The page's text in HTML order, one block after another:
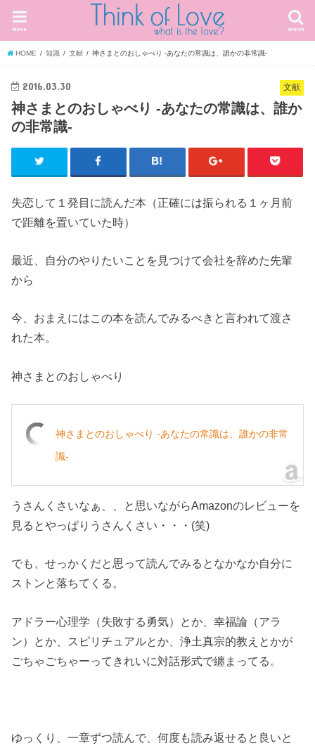
search
menu
HOME 知識 文献 神さまとのおしゃべり -あなたの常識は、誰かの非常識-
文献
2016.03.30
神さまとのおしゃべり -あなたの常識は、誰か
の非常識-
失恋して１発目に読んだ本（正確には振られる１ヶ月前
で距離を置いていた時）
最近、自分のやりたいことを見つけて会社を辞めた先輩
から
今、おまえにはこの本を読んでみるべきと言われて渡さ
れた本。
神さまとのおしゃべり
神さまとのおしゃべり -あなたの常識は、誰かの非常
識-
うさんくさいなぁ、、と思いながらAmazonのレビューを
見るとやっぱりうさんくさい・・・(笑)
でも、せっかくだと思って読んでみるとなかなか自分に
ストンと落ちてくる。
アドラー心理学（失敗する勇気）とか、幸福論（アラ
ン）とか、スピリチュアルとか、浄土真宗的教えとかが
ごちゃごちゃーってきれいに対話形式で纏まってる。
ゆっくり、一章ずつ読んで、何度も読み返せると良いと